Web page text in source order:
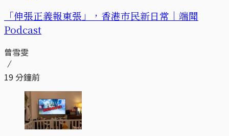
「伸張正義報東張」，香港市民新日常｜端聞
Podcast
曾雪雯
19 分鐘前